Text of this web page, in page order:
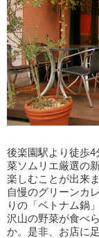
後楽園駅より徒歩
菜ソムリエ厳選の
楽しむことが出来ま
自慢のグリーンカ
りの「ベトナム鍋
沢山の野菜が食べ
か。是非、お店に